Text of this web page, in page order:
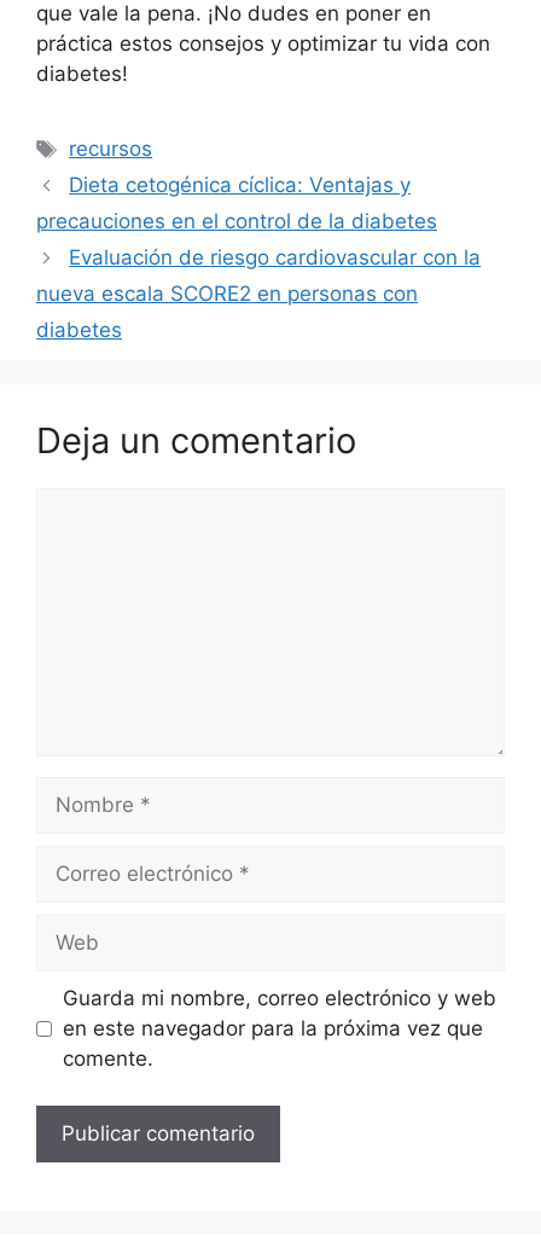
que vale la pena. ¡No dudes en poner en
práctica estos consejos y optimizar tu vida con
diabetes!
Etiquetas
recursos
Dieta cetogénica cíclica: Ventajas y
precauciones en el control de la diabetes
Evaluación de riesgo cardiovascular con la
nueva escala SCORE2 en personas con
diabetes
Deja un comentario
Nombre
Correo
Web
Guarda mi nombre, correo electrónico y web
en este navegador para la próxima vez que
comente.